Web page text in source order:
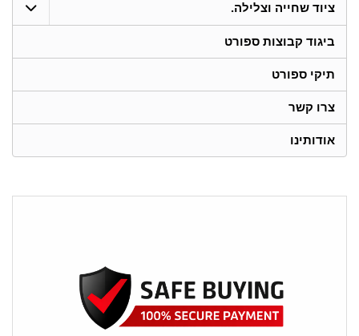
ציוד שחייה וצלילה.
ביגוד קבוצות ספורט
תיקי ספורט
צרו קשר
אודותינו